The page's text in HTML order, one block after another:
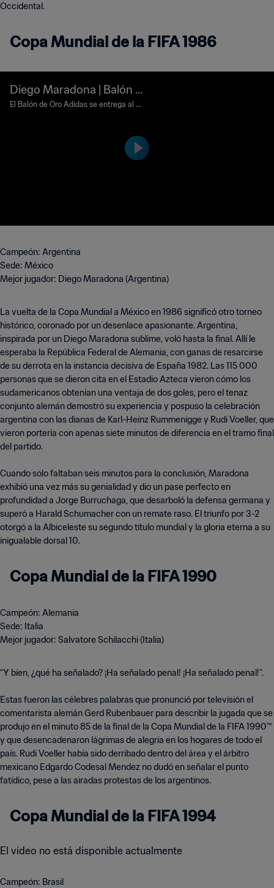
Occidental.
Copa Mundial de la FIFA 1986
Diego Maradona | Balón d
e Oro | Copa Mundial de la
El Balón de Oro Adidas se entrega al me
campeones en la votación reciben los p
remios Balón de Plata Adidas y Balón d
e Bronce Adidas como segundo y tercer
Campeón: Argentina
Sede: México
Mejor jugador: Diego Maradona (Argentina)
La vuelta de la Copa Mundial a México en 1986 significó otro torneo
histórico, coronado por un desenlace apasionante. Argentina,
inspirada por un Diego Maradona sublime, voló hasta la final. Allí le
esperaba la República Federal de Alemania, con ganas de resarcirse
de su derrota en la instancia decisiva de España 1982. Las 115 000
personas que se dieron cita en el Estadio Azteca vieron cómo los
sudamericanos obtenían una ventaja de dos goles, pero el tenaz
conjunto alemán demostró su experiencia y pospuso la celebración
argentina con las dianas de Karl-Heinz Rummenigge y Rudi Voeller, que
vieron portería con apenas siete minutos de diferencia en el tramo final
del partido.
Cuando solo faltaban seis minutos para la conclusión, Maradona
exhibió una vez más su genialidad y dio un pase perfecto en
profundidad a Jorge Burruchaga, que desarboló la defensa germana y
superó a Harald Schumacher con un remate raso. El triunfo por 3-2
otorgó a la Albiceleste su segundo título mundial y la gloria eterna a su
inigualable dorsal 10.
Copa Mundial de la FIFA 1990
Campeón: Alemania
Sede: Italia
Mejor jugador: Salvatore Schilacchi (Italia)
“Y bien, ¿qué ha señalado? ¡Ha señalado penal! ¡Ha señalado penal!”.
Estas fueron las célebres palabras que pronunció por televisión el
comentarista alemán Gerd Rubenbauer para describir la jugada que se
produjo en el minuto 85 de la final de la Copa Mundial de la FIFA 1990™
y que desencadenaron lágrimas de alegría en los hogares de todo el
país. Rudi Voeller había sido derribado dentro del área y el árbitro
mexicano Edgardo Codesal Mendez no dudó en señalar el punto
fatídico, pese a las airadas protestas de los argentinos.
Copa Mundial de la FIFA 1994
El vídeo no está disponible actualmente
Campeón: Brasil